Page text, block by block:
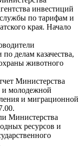
инвестиций
по тарифам и
края. Начало
делам казачества,
животного
Министерства
и молодежной
и миграционной
Министерства
ресурсов и